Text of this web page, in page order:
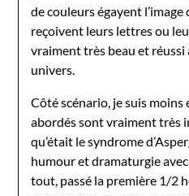
de couleurs égayent l’image
reçoivent leurs lettres ou
vraiment très beau et réussi
univers.
Côté scénario, je suis moins
abordés sont vraiment très
qu’était le syndrome
humour et dramaturgie
tout, passé la première 1/2